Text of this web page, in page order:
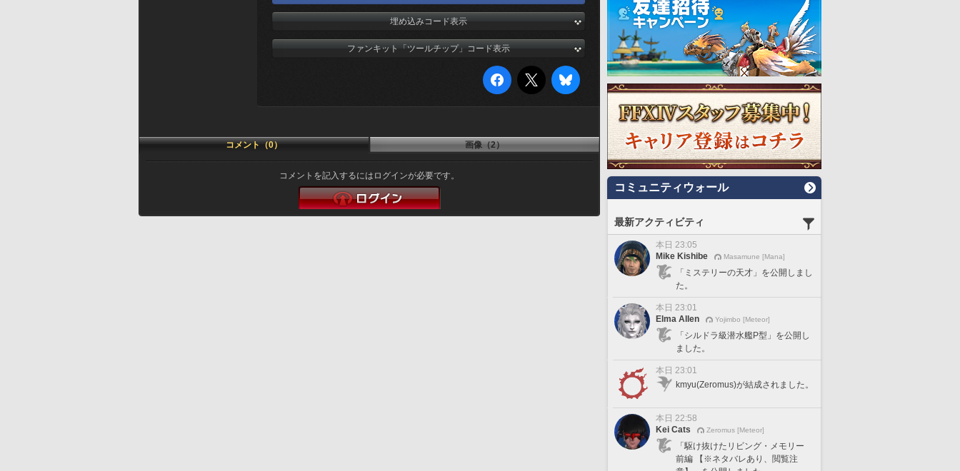
埋め込みコード表示
ファンキット「ツールチップ」コード表示
コメント（0） 画像（2）
コメントを記入するにはログインが必要です。
コミュニティウォール
最新アクティビティ
本日 23:05
Mike Kishibe
Masamune [Mana]
「ミステリーの天才」を公開しまし
た。
本日 23:01
Elma Allen
Yojimbo [Meteor]
「シルドラ級潜水艦P型」を公開し
ました。
本日 23:01
kmyu(Zeromus)が結成されました。
本日 22:58
Kei Cats
Zeromus [Meteor]
「駆け抜けたリビング・メモリー
前編 【※ネタバレあり、閲覧注